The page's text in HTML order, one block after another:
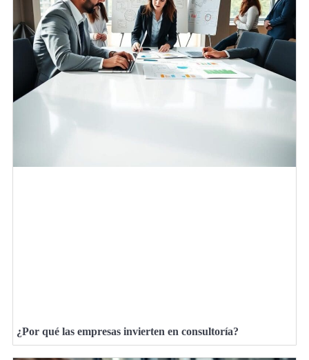
¿Por qué las empresas invierten en consultoría?